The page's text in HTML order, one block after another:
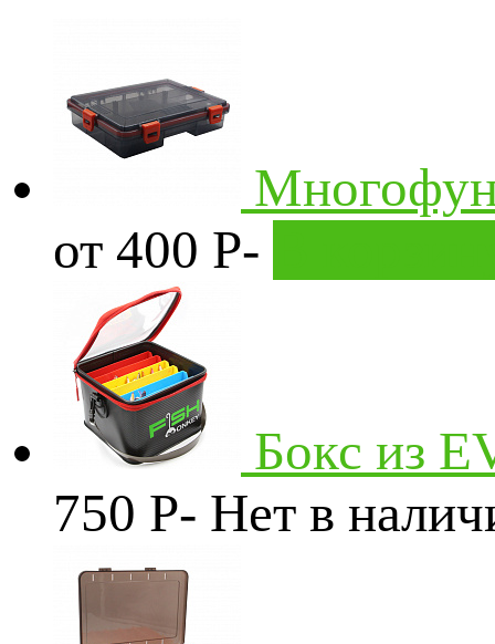
от 400 Р-
Бокс из
750 P- Нет в